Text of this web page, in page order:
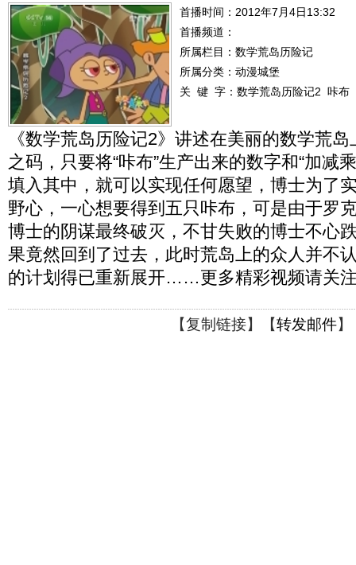
首播时间：2012年7月4日13:32
首播频道：
所属栏目： 数学荒岛历险记
所属分类：动漫城堡
关 键 字： 数学荒岛历险记2 咔布
《数学荒岛历险记2》讲述在美丽的数学荒
之码，只要将“咔布”生产出来的数字和“加减
填入其中，就可以实现任何愿望，博士为了
野心，一心想要得到五只咔布，可是由于罗
博士的阴谋最终破灭，不甘失败的博士不心
果竟然回到了过去，此时荒岛上的众人并不
的计划得已重新展开……更多精彩视频请关
【复制链接】【转发邮件】